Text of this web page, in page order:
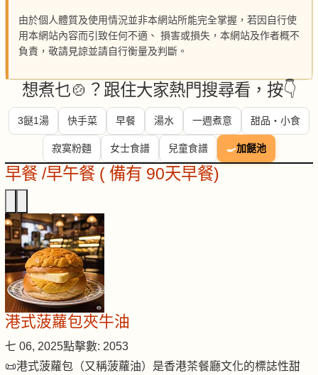
由於個人體質及使用情況並非本網站所能完全掌握，若因自行使
用本網站內容而引致任何不適、 損害或損失，本網站及作者概不
負責，敬請見諒並請自行衡量及判斷。
想煮乜🍲？跟住大家熱門搜尋看，按👇
3餸1湯 快手菜 早餐 湯水 一週煮意 甜品・小食
寂寞粉麵 女士食譜 兒童食譜 🍳加餸池
早餐 /早午餐 ( 備有 90天早餐)
港式菠蘿包夾牛油
七 06, 2025點擊數: 2053
📜港式菠蘿包（又稱菠蘿油）是香港茶餐廳文化的標誌性甜